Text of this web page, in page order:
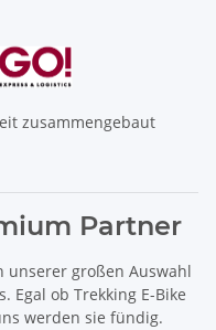
zusammengebaut
Partner
unserer großen Auswahl
Egal ob Trekking E-Bike
werden sie fündig.